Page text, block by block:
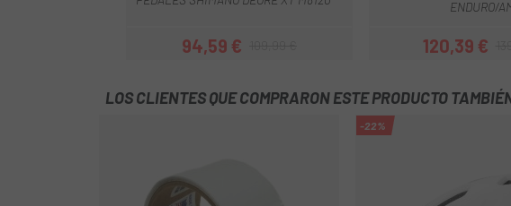
Precio
94,59 €Precio regular
ENDURO/
Precio
120,39 €
LOS CLIENTES QUE COMPRARON ESTE PRODUCTO
-22%